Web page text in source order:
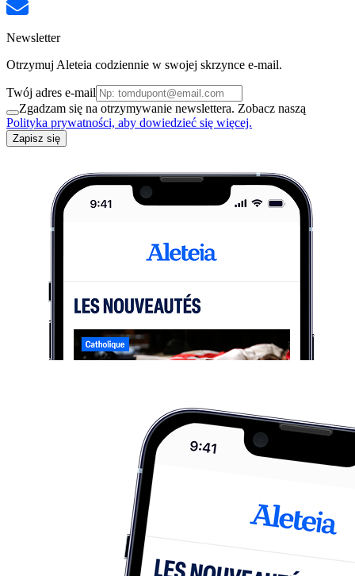
Newsletter
Otrzymuj Aleteia codziennie w swojej skrzynce e-mail.
Twój adres e-mail
Zgadzam się na otrzymywanie newslettera. Zobacz naszą
Polityka prywatności, aby dowiedzieć się więcej.
Zapisz się